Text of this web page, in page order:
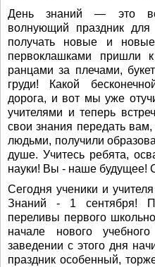
День знаний — это
волнующий праздник для
получать новые и
первоклашками
ранцами за плечами,
груди! Какой
дорога, и вот мы уже
учителями и теперь
свои знания передать
людьми, получили
душе. Учитесь ребята,
науки! Вы - наше будущее!
Сегодня ученики и
Знаний - 1 сентября!
переливы первого
начале нового
заведении с этого дня
праздник особенный,